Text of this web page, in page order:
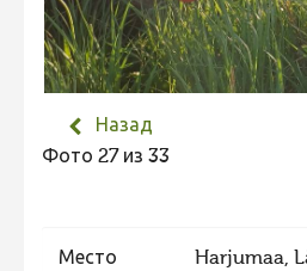
Фотоконкурс 2021
Видео 2021
Фотоконкурс 2017
Назад
Фото 27 из 33
Место Harjumaa,